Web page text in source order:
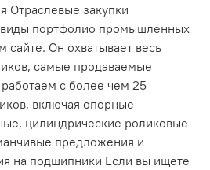
Отраслевые закупки
виды портфолио промышленных
Он охватывает весь
самые продаваемые
с более чем 25
включая опорные
цилиндрические роликовые
предложения и
на подшипники Если вы ищете